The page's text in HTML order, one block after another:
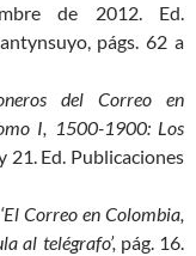
de 2012. Ed.
págs. 62 a
del Correo en
I, 1500-1900: Los
21. Ed. Publicaciones
‘El Correo en Colombia,
al telégrafo’, pág. 16.